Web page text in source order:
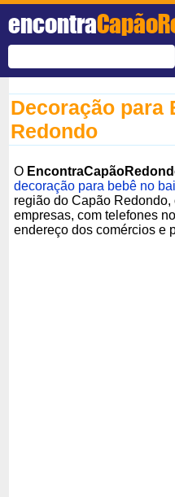
encontra
Decoração para
Redondo
O
decoração para bebê no
região do Capão
empresas, com telefones
endereço dos comércios e